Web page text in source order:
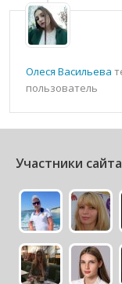
Олеся Васильева
пользователь
Участники сайта